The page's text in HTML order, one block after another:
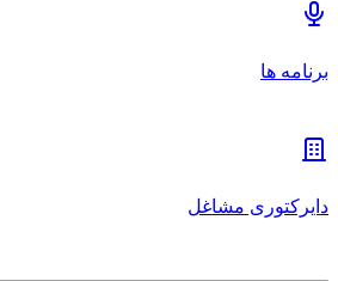
برنامه ها
دایرکتوری مشاغل